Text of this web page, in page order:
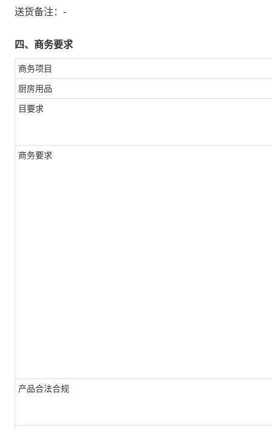
送货备注： -
四、商务要求
商务项目
厨房用品
目要求
商务要求
产品合法合规